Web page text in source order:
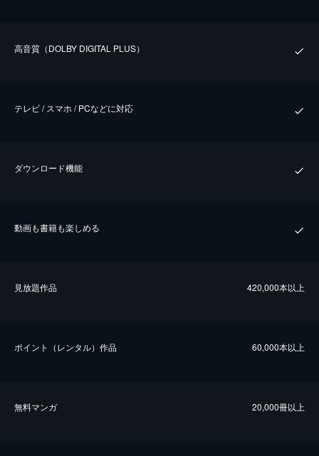
⾼⾳質（DOLBY DIGITAL PLUS）
テレビ / スマホ / PCなどに対応
ダウンロード機能
動画も書籍も楽しめる
⾒放題作品 420,000本以上
ポイント（レンタル）作品 60,000本以上
無料マンガ 20,000冊以上